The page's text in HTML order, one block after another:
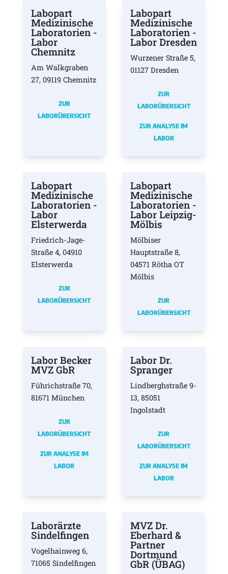
Labopart
Medizinische
Laboratorien -
Labor
Chemnitz
Am Walkgraben
27, 09119 Chemnitz
ZUR
LABORÜBERSICHT
Labopart
Medizinische
Laboratorien -
Labor Dresden
Wurzener Straße 5,
01127 Dresden
ZUR
LABORÜBERSICHT
ZUR ANALYSE IM
LABOR
Labopart
Medizinische
Laboratorien -
Labor
Elsterwerda
Friedrich-Jage-
Straße 4, 04910
Elsterwerda
ZUR
LABORÜBERSICHT
Labopart
Medizinische
Laboratorien -
Labor Leipzig-
Mölbis
Mölbiser
Hauptstraße 8,
04571 Rötha OT
Mölbis
ZUR
LABORÜBERSICHT
Labor Becker
MVZ GbR
Führichstraße 70,
81671 München
ZUR
LABORÜBERSICHT
ZUR ANALYSE IM
LABOR
Labor Dr.
Spranger
Lindberghstraße 9-
13, 85051
Ingolstadt
ZUR
LABORÜBERSICHT
ZUR ANALYSE IM
LABOR
Laborärzte
Sindelfingen
Vogelhainweg 6,
71065 Sindelfingen
MVZ Dr.
Eberhard &
Partner
Dortmund
GbR (ÜBAG)